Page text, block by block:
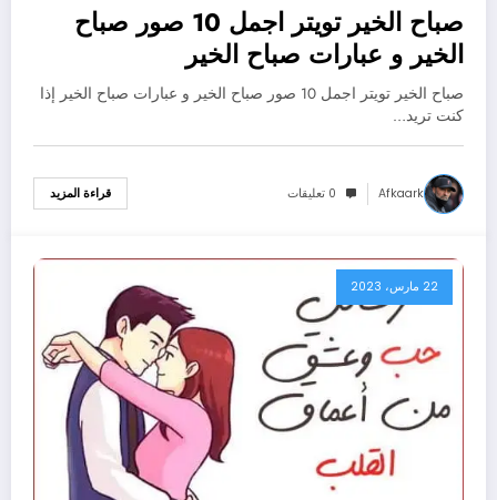
صباح الخير تويتر اجمل 10 صور صباح
الخير و عبارات صباح الخير
صباح الخير تويتر اجمل 10 صور صباح الخير و عبارات صباح الخير إذا
كنت تريد…
Afkaark 0 تعليقات قراءة المزيد
22 مارس، 2023